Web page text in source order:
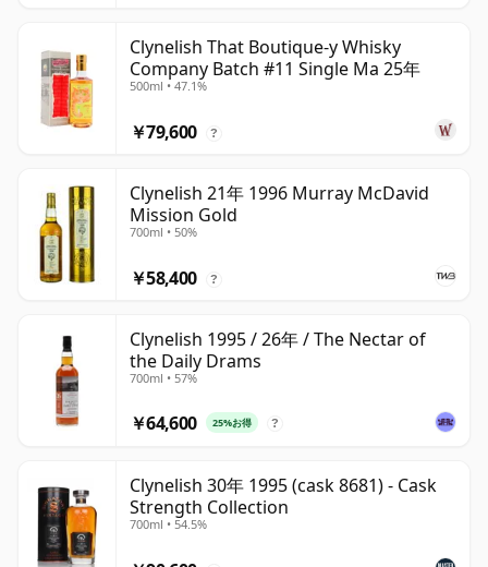
Clynelish That Boutique-y Whisky
Company Batch #11 Single Ma 25年
500ml • 47.1%
￥79,600 ?
Clynelish 21年 1996 Murray McDavid
Mission Gold
700ml • 50%
￥58,400 ?
Clynelish 1995 / 26年 / The Nectar of
the Daily Drams
700ml • 57%
￥64,600 25%お得 ?
Clynelish 30年 1995 (cask 8681) - Cask
Strength Collection
700ml • 54.5%